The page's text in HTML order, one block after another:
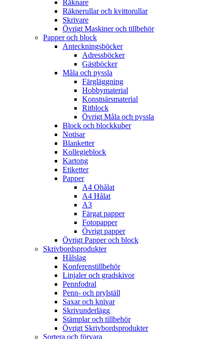
Räknare
Räknerullar och kvittorullar
Skrivare
Övrigt Maskiner och tillbehör
Papper och block
Anteckningsböcker
Adressböcker
Gästböcker
Måla och pyssla
Färgläggning
Hobbymaterial
Konstnärsmaterial
Ritblock
Övrigt Måla och pyssla
Block och blockkuber
Notisar
Blanketter
Kollegieblock
Kartong
Etiketter
Papper
A4 Ohålat
A4 Hålat
A3
Färgat papper
Fotopapper
Övrigt papper
Övrigt Papper och block
Skrivbordsprodukter
Hålslag
Konferenstillbehör
Linjaler och gradskivor
Pennfodral
Penn- och prylställ
Saxar och knivar
Skrivunderlägg
Stämplar och tillbehör
Övrigt Skrivbordsprodukter
Sortera och förvara